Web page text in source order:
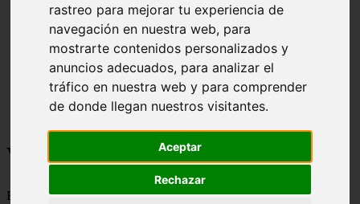
rastreo para mejorar tu experiencia de
navegación en nuestra web, para
mostrarte contenidos personalizados y
anuncios adecuados, para analizar el
tráfico en nuestra web y para comprender
de donde llegan nuestros visitantes.
Aceptar
Rechazar
destinos
gijon
lanzarote
monumentos
naturaleza
san
Viajes a la Patagonia
Blog sobre la Patagonia en particular y sobre turismo en general